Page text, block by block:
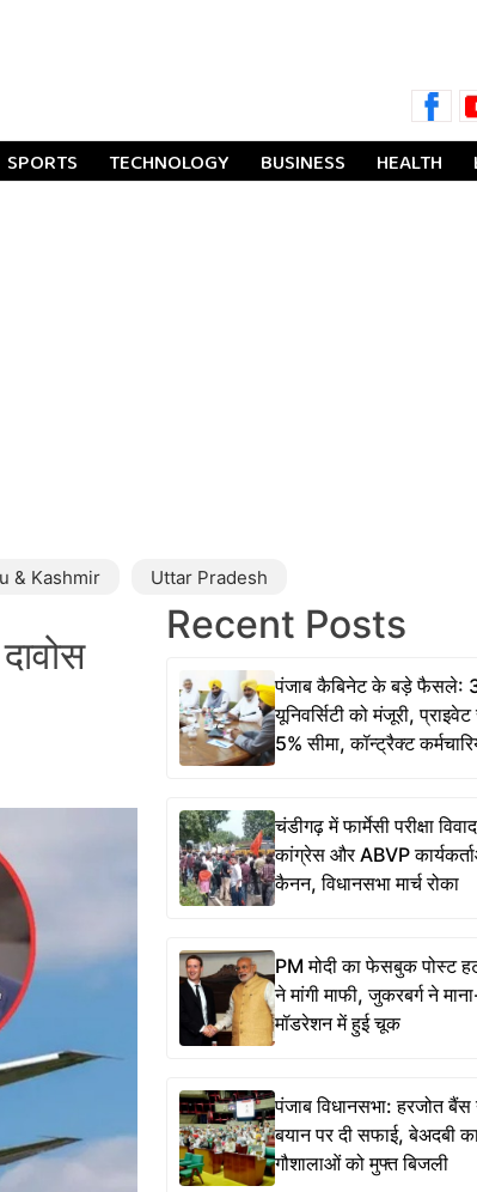
SPORTS TECHNOLOGY BUSINESS HEALTH
& Kashmir Uttar Pradesh
Recent Posts
पंजाब कैबिनेट के बड़े फैसले:
यूनिवर्सिटी को मंजूरी,
5% सीमा, कॉन्ट्रैक्ट
चंडीगढ़ में फार्मेसी परीक्षा
कांग्रेस और ABVP
कैनन, विधानसभा मार्च रोका
PM मोदी का फेसबुक पोस्ट
ने मांगी माफी, जुकरबर्ग ने
मॉडरेशन में हुई चूक
पंजाब विधानसभा: हरजोत बैंस
बयान पर दी सफाई, बेअदबी
गौशालाओं को मुफ्त बिजली